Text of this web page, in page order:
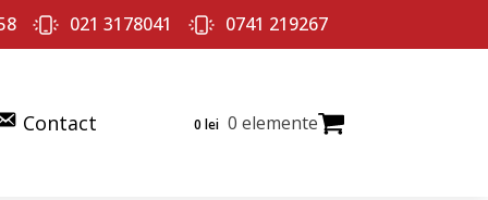
021 3178041 0741 219267
Contact 0 lei 0 elemente